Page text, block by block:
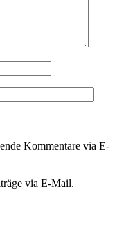
Kommentare via E-
via E-Mail.